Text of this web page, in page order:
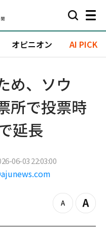
オピニオン AI PICK
め、ソウ
所で投票時
延長
06-03 22:03:00
z
o
Z
o